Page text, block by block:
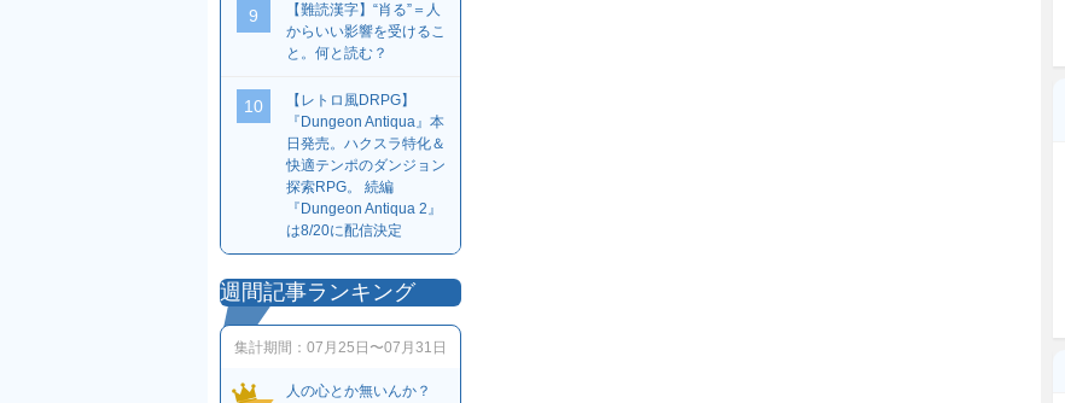
9
【難読漢字】“肖る”＝人
からいい影響を受けるこ
と。何と読む？
10
【レトロ風DRPG】
『Dungeon Antiqua』本
日発売。ハクスラ特化＆
快適テンポのダンジョン
探索RPG。 続編
『Dungeon Antiqua 2』
は8/20に配信決定
週間記事ランキング
集計期間： 07月25日〜07月31日
人の心とか無いんか？